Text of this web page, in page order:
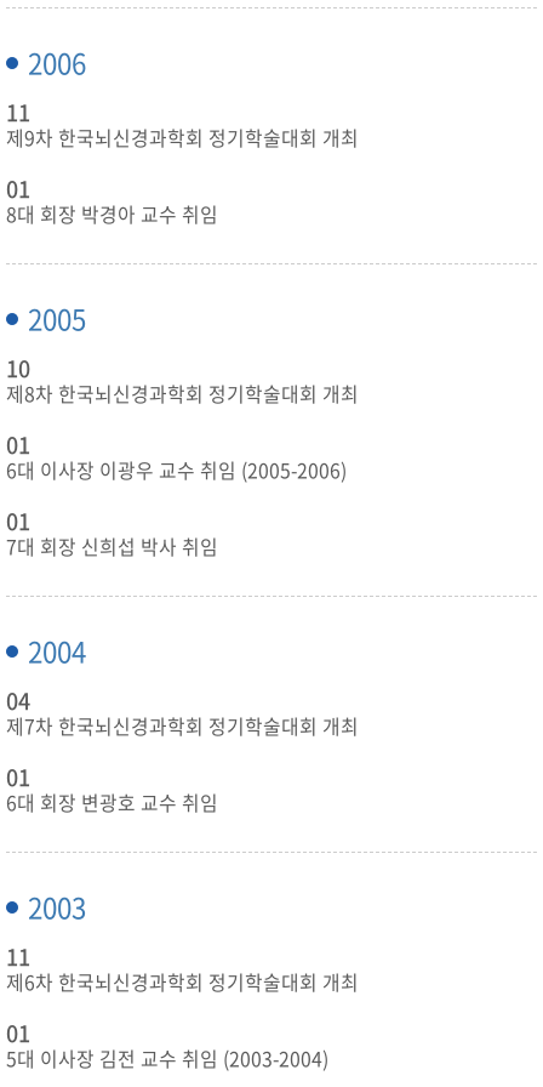
2006
11
제9차 한국뇌신경과학회 정기학술대회 개최
01
8대 회장 박경아 교수 취임
2005
10
제8차 한국뇌신경과학회 정기학술대회 개최
01
6대 이사장 이광우 교수 취임 (2005-2006)
01
7대 회장 신희섭 박사 취임
2004
04
제7차 한국뇌신경과학회 정기학술대회 개최
01
6대 회장 변광호 교수 취임
2003
11
제6차 한국뇌신경과학회 정기학술대회 개최
01
5대 이사장 김전 교수 취임 (2003-2004)